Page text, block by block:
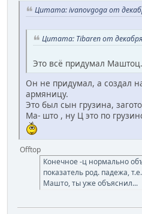
Цитата: ivanovgoga от
Цитата: Tibaren от
Это всё придумал Маштоц.
Он не придумал, а создал
армяницу.
Это был сын грузина,
Ма- што , ну Ц это по
Offtop
Конечное -ц нормально
показатель род. падежа,
Машто, ты уже объяснил...